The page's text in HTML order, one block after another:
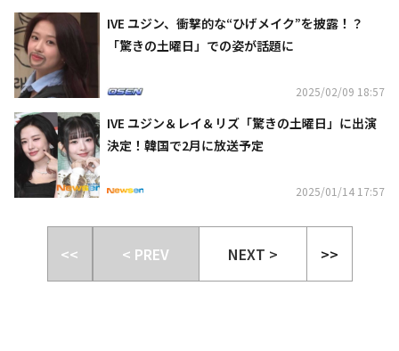
IVE ユジン、衝撃的な“ひげメイク”を披露！？
「驚きの土曜日」での姿が話題に
2025/02/09 18:57
IVE ユジン＆レイ＆リズ「驚きの土曜日」に出演
決定！韓国で2月に放送予定
2025/01/14 17:57
<< < PREV NEXT > >>